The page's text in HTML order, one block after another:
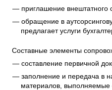
приглашение внештатного
обращение в
предлагает услуги
Составные элементы
составление первичной
заполнение и передача в
материалов, выполняемые